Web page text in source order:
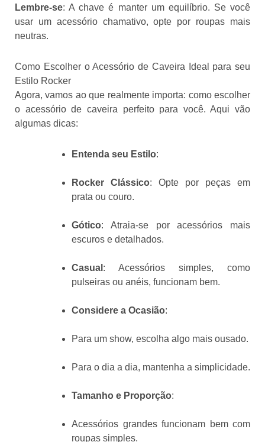
Lembre-se: A chave é manter um equilíbrio. Se você
usar um acessório chamativo, opte por roupas mais
neutras.
Como Escolher o Acessório de Caveira Ideal para seu
Estilo Rocker
Agora, vamos ao que realmente importa: como escolher
o acessório de caveira perfeito para você. Aqui vão
algumas dicas:
Entenda seu Estilo:
Rocker Clássico: Opte por peças em
prata ou couro.
Gótico: Atraia-se por acessórios mais
escuros e detalhados.
Casual : Acessórios simples, como
pulseiras ou anéis, funcionam bem.
Considere a Ocasião:
Para um show, escolha algo mais ousado.
Para o dia a dia, mantenha a simplicidade.
Tamanho e Proporção:
Acessórios grandes funcionam bem com
roupas simples.